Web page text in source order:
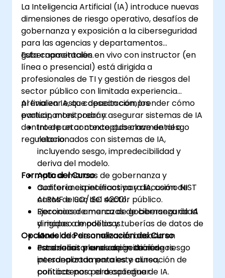
La Inteligencia Artificial (IA) introduce nuevas
dimensiones de riesgo operativo, desafíos de
gobernanza y exposición a la ciberseguridad
para las agencias y departamentos
gubernamentales.
Esta capacitación en vivo con instructor (en
línea o presencial) está dirigida a
profesionales de TI y gestión de riesgos del
sector público con limitada experiencia
previa en IA, que desean comprender cómo
evaluar, monitorear y asegurar sistemas de IA
dentro de un contexto gubernamental o
regulatorio.
Al finalizar esta capacitación, los
participantes podrán:
Interpretar conceptos clave de riesgo
relacionados con sistemas de IA,
incluyendo sesgo, impredecibilidad y
deriva del modelo.
Aplicar marcos de gobernanza y
auditoría específicos para IA, como NIST
AI RMF e ISO/IEC 42001.
Reconocer amenazas de ciberseguridad
dirigidas a modelos y tuberías de datos de
IA.
Establecer planes de gestión de riesgo
interdepartamentales y alineación de
políticas para el despliegue de IA.
Formato del Curso
Conferencia interactiva y discusión de
casos de uso del sector público.
Ejercicios de marco de gobernanza de IA
y mapeo de políticas.
Modelado de amenazas basado en
escenarios y evaluación de riesgos.
Opciones de Personalización del Curso
Para solicitar una capacitación
personalizada para este curso,
contáctenos para coordinar.